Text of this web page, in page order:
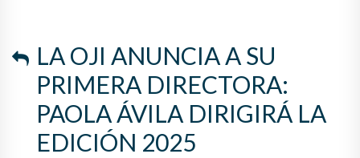
LA OJI ANUNCIA A SU
PRIMERA DIRECTORA:
PAOLA ÁVILA DIRIGIRÁ LA
EDICIÓN 2025